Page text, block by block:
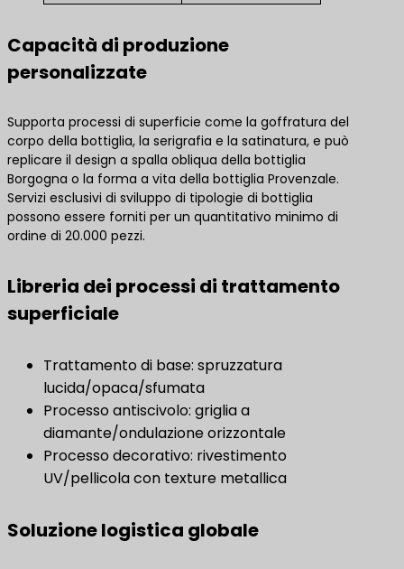
Capacità di produzione
personalizzate
Supporta processi di superficie come la goffratura del
corpo della bottiglia, la serigrafia e la satinatura, e può
replicare il design a spalla obliqua della bottiglia
Borgogna o la forma a vita della bottiglia Provenzale.
Servizi esclusivi di sviluppo di tipologie di bottiglia
possono essere forniti per un quantitativo minimo di
ordine di 20.000 pezzi.
Libreria dei processi di trattamento
superficiale
Trattamento di base: spruzzatura
lucida/opaca/sfumata
Processo antiscivolo: griglia a
diamante/ondulazione orizzontale
Processo decorativo: rivestimento
UV/pellicola con texture metallica
Soluzione logistica globale